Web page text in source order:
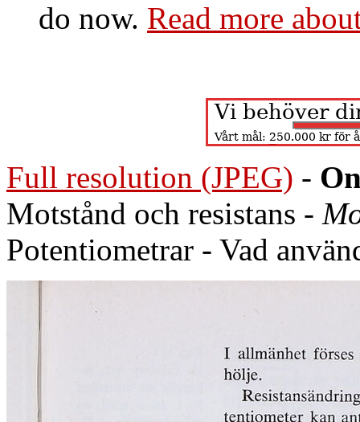
do now. Read more
Full resolution (JPEG) -
Motstånd och resistans -
Potentiometrar - Vad